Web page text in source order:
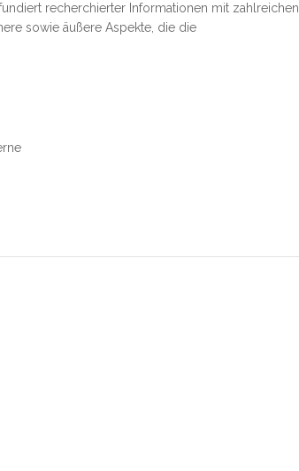
recherchierter Informationen mit zahlreichen
sowie äußere Aspekte, die die